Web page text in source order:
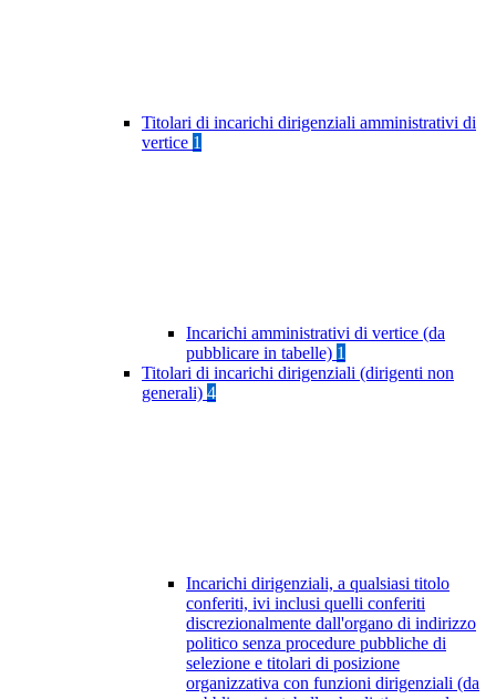
Titolari di incarichi dirigenziali amministrativi di
vertice 1
Incarichi amministrativi di vertice (da
pubblicare in tabelle) 1
Titolari di incarichi dirigenziali (dirigenti non
generali) 4
Incarichi dirigenziali, a qualsiasi titolo
conferiti, ivi inclusi quelli conferiti
discrezionalmente dall'organo di indirizzo
politico senza procedure pubbliche di
selezione e titolari di posizione
organizzativa con funzioni dirigenziali (da